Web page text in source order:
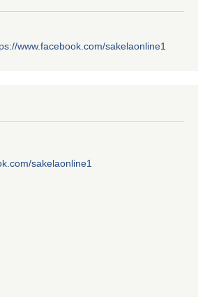
www.facebook.com/sakelaonline1
sakelaonline1